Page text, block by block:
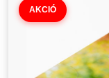
AKCIÓ